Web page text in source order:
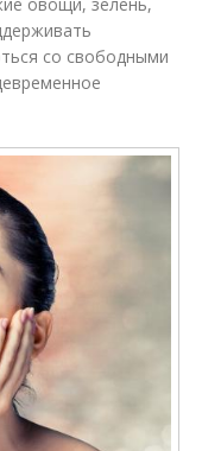
со свободными